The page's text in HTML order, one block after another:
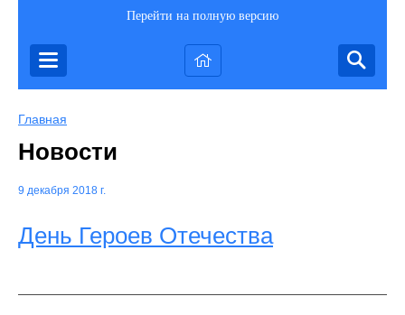
Перейти на полную версию
Главная
Новости
9 декабря 2018 г.
День Героев Отечества